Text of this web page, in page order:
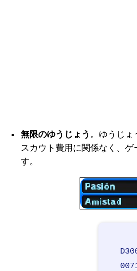
無限のゆうじょう 。ゆうじょ
スカウト費用に関係なく、
す。